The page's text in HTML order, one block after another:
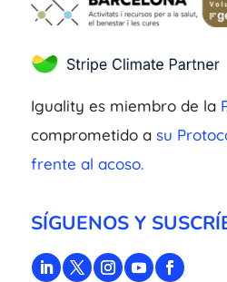
Iguality es miembro de la
comprometido a su
frente al acoso.
SÍGUENOS Y